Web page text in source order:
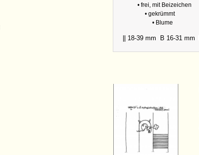
• frei, mit Beizeichen
• gekrümmt
• Blume
|| 18-39 mm B 16-31 mm